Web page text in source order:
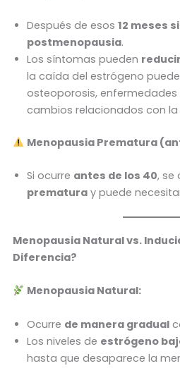
Después de esos 12 meses
postmenopausia.
Los síntomas pueden
la caída del estrógeno
osteoporosis,
cambios relacionados con la
Menopausia Prematura
Si ocurre antes de los 40, se
prematuray puede
Menopausia Natural vs.
Diferencia?
Menopausia Natural:
Ocurre de manera gradual
Los niveles de estrógeno
hasta que desaparece la